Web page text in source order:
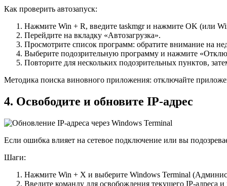
Как проверить автозапуск:
Нажмите Win + R, введите taskmgr и нажмите OK (или
Перейдите на вкладку «Автозагрузка».
Просмотрите список программ: обратите внимание на
Выберите подозрительную программу и нажмите
Повторите для нескольких подозрительных пунктов,
Методика поиска виновного приложения: отключайте
4. Освободите и обновите IP-адрес
Если ошибка влияет на сетевое подключение или вы
Шаги:
Нажмите Win + X и выберите Windows Terminal
Введите команду для освобождения текущего IP-адреса